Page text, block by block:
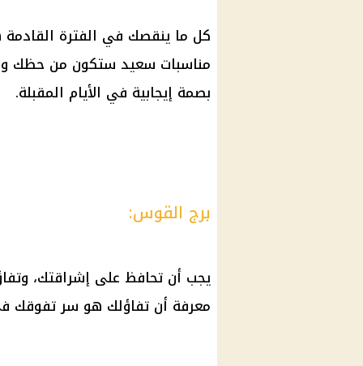
كل ما ينقصك في الفترة
مناسبات سعيد ستكون من حظك
بصمة إيجابية في الأيام المقبلة.
برج القوس:
يجب أن تحافظ على إشراقتك،
معرفة أن تفاؤلك هو سر تفوقك